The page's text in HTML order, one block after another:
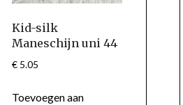
Kid-silk
Maneschijn uni 44
€ 5.05
Toevoegen aan